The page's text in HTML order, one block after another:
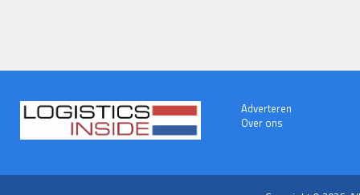
Adverteren
Over ons